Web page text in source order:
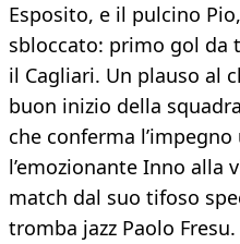
Esposito, e il pulcino
sbloccato: primo gol da
il Cagliari. Un plauso al
buon inizio della
che conferma
l’emozionante Inno alla
match dal suo tifoso
tromba jazz Paolo